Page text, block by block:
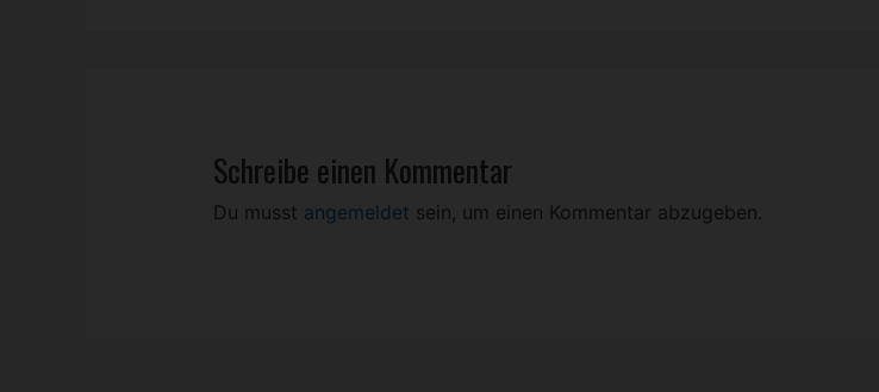
Schreibe einen Kommentar
Du musst angemeldet sein, um einen Kommentar abzugeben.